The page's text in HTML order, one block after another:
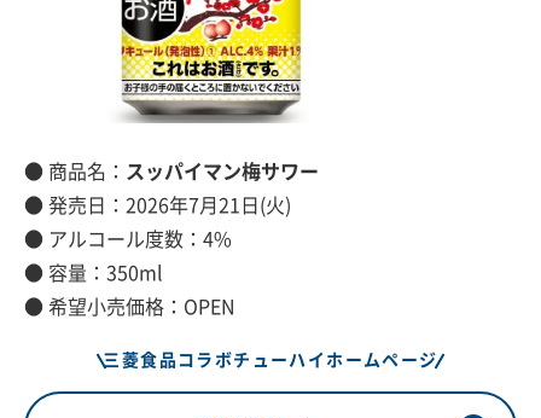
● 商品名： スッパイマン梅サワー
● 発売日：2026年7月21日(火)
● アルコール度数：4%
● 容量：350ml
● 希望小売価格：OPEN
三菱食品コラボチューハイホームページ